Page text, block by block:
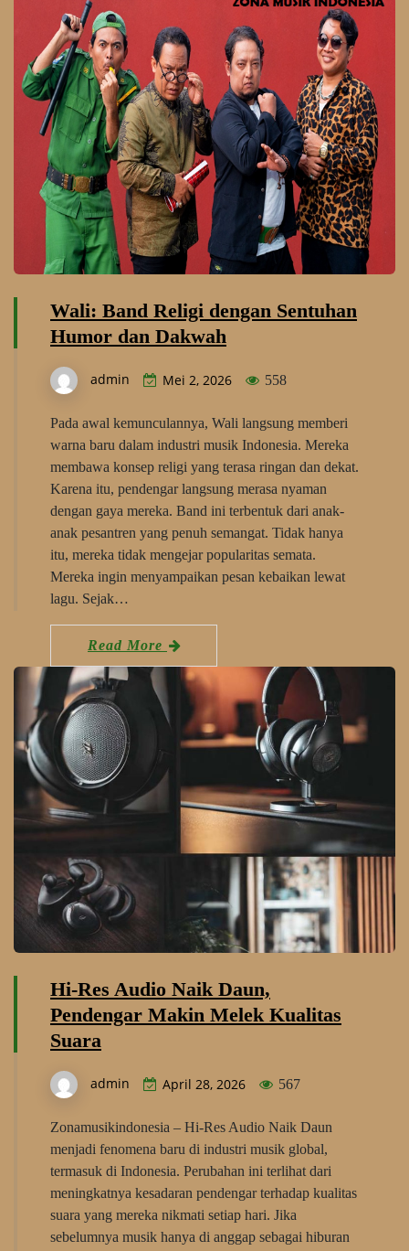
Wali: Band Religi dengan Sentuhan
Humor dan Dakwah
admin Mei 2, 2026 558
Pada awal kemunculannya, Wali langsung memberi
warna baru dalam industri musik Indonesia. Mereka
membawa konsep religi yang terasa ringan dan dekat.
Karena itu, pendengar langsung merasa nyaman
dengan gaya mereka. Band ini terbentuk dari anak-
anak pesantren yang penuh semangat. Tidak hanya
itu, mereka tidak mengejar popularitas semata.
Mereka ingin menyampaikan pesan kebaikan lewat
lagu. Sejak…
Read More
Hi-Res Audio Naik Daun,
Pendengar Makin Melek Kualitas
Suara
admin April 28, 2026 567
Zonamusikindonesia – Hi-Res Audio Naik Daun
menjadi fenomena baru di industri musik global,
termasuk di Indonesia. Perubahan ini terlihat dari
meningkatnya kesadaran pendengar terhadap kualitas
suara yang mereka nikmati setiap hari. Jika
sebelumnya musik hanya di anggap sebagai hiburan